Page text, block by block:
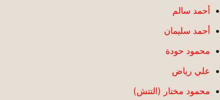
أحمد سالم
أحمد سليمان
محمود حودة
علي رياض
محمود مختار (التتش)